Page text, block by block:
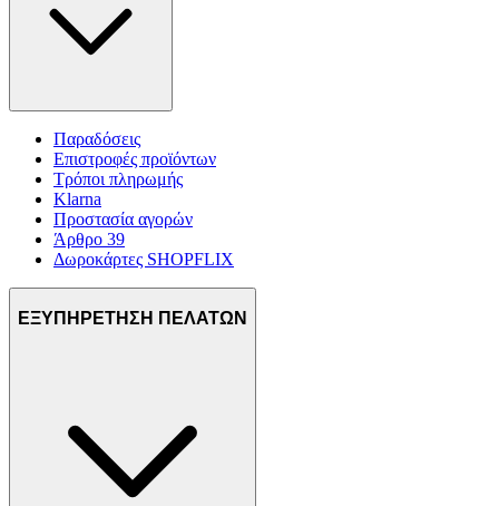
Παραδόσεις
Επιστροφές προϊόντων
Τρόποι πληρωμής
Klarna
Προστασία αγορών
Άρθρο 39
Δωροκάρτες SHOPFLIX
ΕΞΥΠΗΡΕΤΗΣΗ ΠΕΛΑΤΩΝ